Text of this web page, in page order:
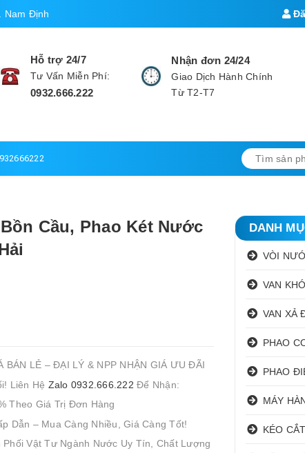
Nam Định
Hỗ trợ 24/7
Tư Vấn Miễn Phí:
0932.666.222
Nhận đơn 24/24
Giao Dịch Hành Chính
Từ T2-T7
Cầu, Phao Két Nước
BÁN LẺ – ĐẠI LÝ & NPP NHẬN GIÁ ƯU ĐÃI
Liên Hệ Zalo 0932.666.222Để Nhận:
Theo Giá Trị Đơn Hàng
Dẫn – Mua Càng Nhiều, Giá Càng Tốt!
Vật Tư Ngành Nước Uy Tín, Chất Lượng
DANH
VÒI
VAN
PHAO
PHAO
MÁY
KÉO